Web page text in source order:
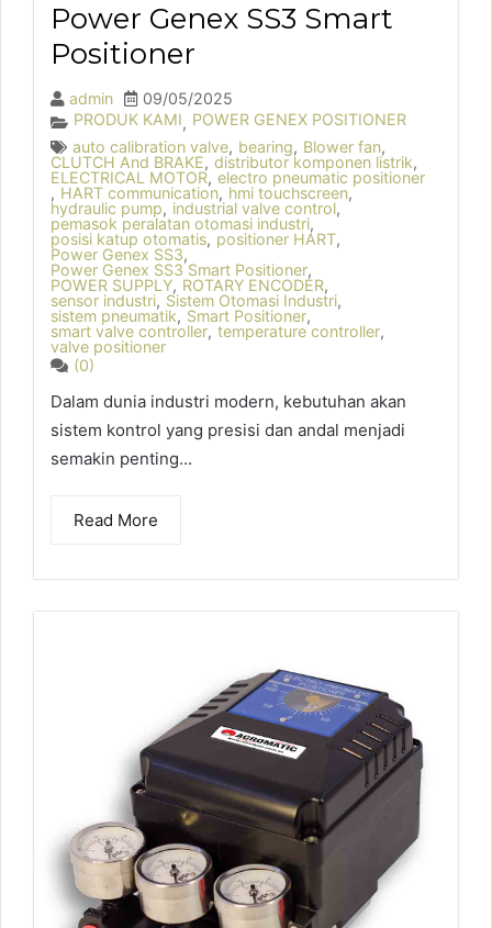
Power Genex SS3 Smart
Positioner
admin
09/05/2025
PRODUK KAMI, POWER GENEX POSITIONER
auto calibration valve, bearing, Blower fan,
CLUTCH And BRAKE, distributor komponen listrik,
ELECTRICAL MOTOR, electro pneumatic positioner
, HART communication, hmi touchscreen,
hydraulic pump, industrial valve control,
pemasok peralatan otomasi industri,
posisi katup otomatis, positioner HART,
Power Genex SS3,
Power Genex SS3 Smart Positioner,
POWER SUPPLY, ROTARY ENCODER,
sensor industri, Sistem Otomasi Industri,
sistem pneumatik, Smart Positioner,
smart valve controller, temperature controller,
valve positioner
(0)
Dalam dunia industri modern, kebutuhan akan
sistem kontrol yang presisi dan andal menjadi
semakin penting...
Read More